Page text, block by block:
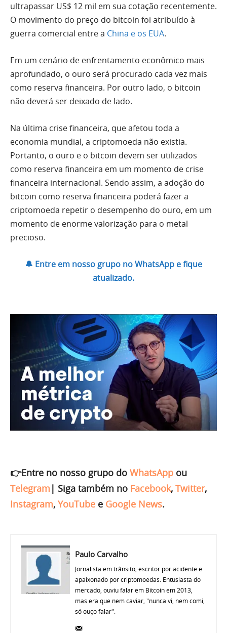
ultrapassar US$ 12 mil em sua cotação recentemente.
O movimento do preço do bitcoin foi atribuído à
guerra comercial entre a China e os EUA.
Em um cenário de enfrentamento econômico mais
aprofundado, o ouro será procurado cada vez mais
como reserva financeira. Por outro lado, o bitcoin
não deverá ser deixado de lado.
Na última crise financeira, que afetou toda a
economia mundial, a criptomoeda não existia.
Portanto, o ouro e o bitcoin devem ser utilizados
como reserva financeira em um momento de crise
financeira internacional. Sendo assim, a adoção do
bitcoin como reserva financeira poderá fazer a
criptomoeda repetir o desempenho do ouro, em um
momento de enorme valorização para o metal
precioso.
🔔 Entre em nosso grupo no WhatsApp e fique
atualizado.
👉Entre no nosso grupo do WhatsApp ou
Telegram | Siga também no Facebook, Twitter,
Instagram, YouTube e Google News.
Paulo Carvalho
Jornalista em trânsito, escritor por acidente e
apaixonado por criptomoedas. Entusiasta do
mercado, ouviu falar em Bitcoin em 2013,
mas era que nem caviar, "nunca vi, nem comi,
só ouço falar".